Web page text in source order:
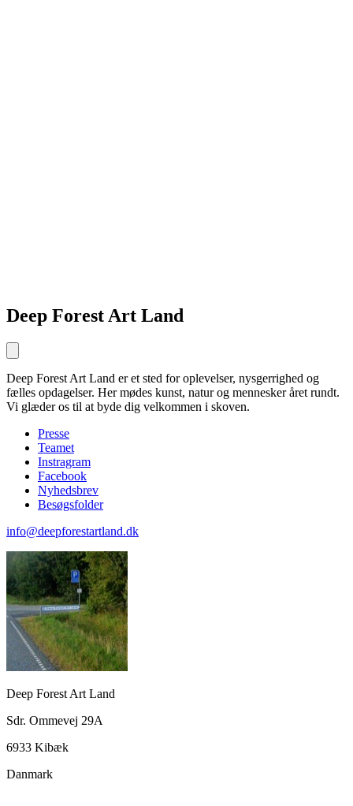
Deep Forest Art Land
Deep Forest Art Land er et sted for oplevelser, nysgerrighed og
fælles opdagelser. Her mødes kunst, natur og mennesker året rundt.
Vi glæder os til at byde dig velkommen i skoven.
Presse
Teamet
Instragram
Facebook
Nyhedsbrev
Besøgsfolder
info@deepforestartland.dk
Deep Forest Art Land
Sdr. Ommevej 29A
6933 Kibæk
Danmark